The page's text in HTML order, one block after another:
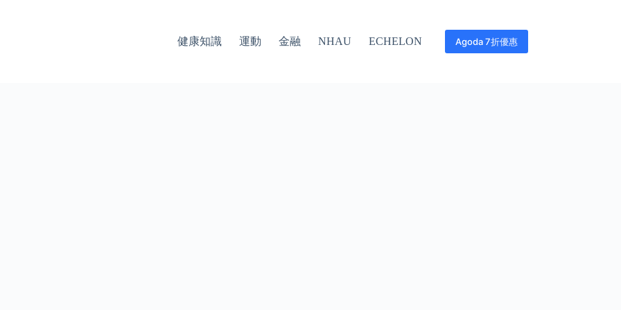
健康知識 運動 金融 NHAU ECHELON Agoda 7折優惠